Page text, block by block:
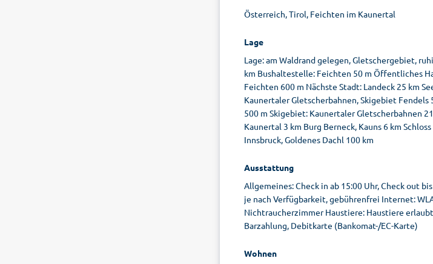
Österreich, Tirol, Feichten im Kaunertal
Lage
Lage: am Waldrand gelegen, Gletschergebiet,
km Bushaltestelle: Feichten 50 m Öffentliches
Feichten 600 m Nächste Stadt: Landeck 25 km
Kaunertaler Gletscherbahnen, Skigebiet Fendels
500 m Skigebiet: Kaunertaler Gletscherbahnen
Kaunertal 3 km Burg Berneck, Kauns 6 km
Innsbruck, Goldenes Dachl 100 km
Ausstattung
Allgemeines: Check in ab 15:00 Uhr, Check out
je nach Verfügbarkeit, gebührenfrei Internet:
Nichtraucherzimmer Haustiere: Haustiere
Barzahlung, Debitkarte (Bankomat-/EC-Karte)
Wohnen